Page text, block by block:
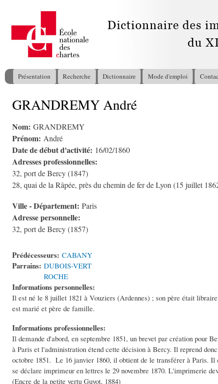
Menu principal
Présentation Recherche Dictionnaire Mode d'emploi
Vous êtes ici
GRANDREMY André
Nom: GRANDREMY
Prénom: André
Date de début d'activité: 16/02/1860
Adresses professionnelles:
32, port de Bercy (1847)
28, quai de la Râpée, près du chemin de fer de Lyon (15 juillet
Ville - Département: Paris
Adresse personnelle:
32, port de Bercy (1857)
Prédécesseurs: CABANY
Parrains: DUBOIS-VERT
ROCHE
Informations personnelles:
Il est né le 8 juillet 1821 à Vouziers (Ardennes) ; son père était
est marié et père de famille.
Informations professionnelles:
Il demande d'abord, en septembre 1851, un brevet par création pour
à Paris et l'administration étend cette décision à Bercy. Il reprend
octobre 1851. Le 16 janvier 1860, il obtient de le transférer à Paris.
se déclare imprimeur en lettres le 29 novembre 1870. L'imprimerie
(Encre de la petite vertu Guyot, 1884)